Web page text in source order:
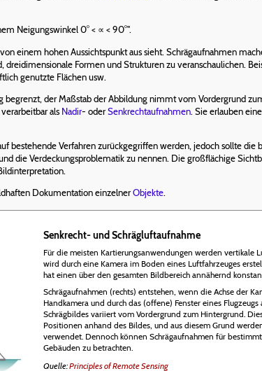
Neigungswinkel 0° < ∝ < 90°".
einem hohen Aussichtspunkt aus sieht. Schrägaufnahmen
dreidimensionale Formen und Strukturen zu veranschaulichen.
genutzte Flächen usw.
der Maßstab der Abbildung nimmt vom Vordergrund
als Nadir- oderSenkrechtaufnahmen. Sie erlauben
bestehende Verfahren zurückgegriffen werden, jedoch sollte
die Verdeckungsproblematik zu nennen. Die großflächige
Dokumentation einzelnerObjekte.
Senkrecht- und Schrägluftaufnahme
Für die meisten Kartierungsanwendungen werden vertikale
wird durch eine Kamera im Boden eines Luftfahrzeuges
hat einen über den gesamten Bildbereich annähernd
Schrägaufnahmen (rechts) entstehen, wenn die Achse der
Handkamera und durch das (offene) Fenster eines
Schrägbildes variiert vom Vordergrund zum Hintergrund.
Positionen anhand des Bildes, und aus diesem Grund
verwendet. Dennoch können Schrägaufnahmen für
Gebäuden zu betrachten.
Quelle:Principles of Remote Sensing